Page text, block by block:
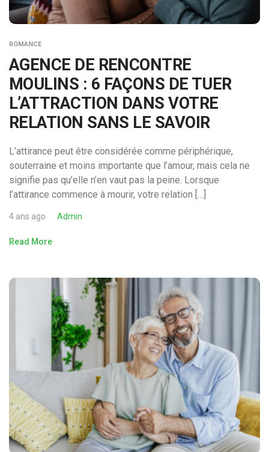
ROMANCE
AGENCE DE RENCONTRE
MOULINS : 6 FAÇONS DE TUER
L’ATTRACTION DANS VOTRE
RELATION SANS LE SAVOIR
L’attirance peut être considérée comme périphérique,
souterraine et moins importante que l’amour, mais cela ne
signifie pas qu’elle n’en vaut pas la peine. Lorsque
l’attirance commence à mourir, votre relation […]
4 ans ago Admin
Read More